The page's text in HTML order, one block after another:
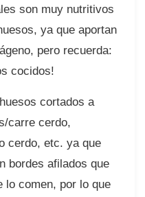
son muy nutritivos
ya que aportan
pero recuerda:
cocidos!⠀
cortados a
carre cerdo,
cerdo, etc. ya que
bordes afilados que
lo comen, por lo que